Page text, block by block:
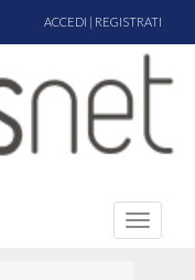
ACCEDI | REGISTRATI